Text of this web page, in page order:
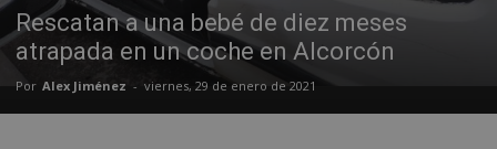
Rescatan a una bebé de diez meses
atrapada en un coche en Alcorcón
Por Alex Jiménez - viernes, 29 de enero de 2021